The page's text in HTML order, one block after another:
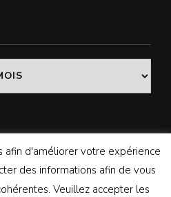
| Le blog. Tous
| Développé parBlossom
afin d'améliorer votre expérience
des informations afin de vous
Veuillez accepter les